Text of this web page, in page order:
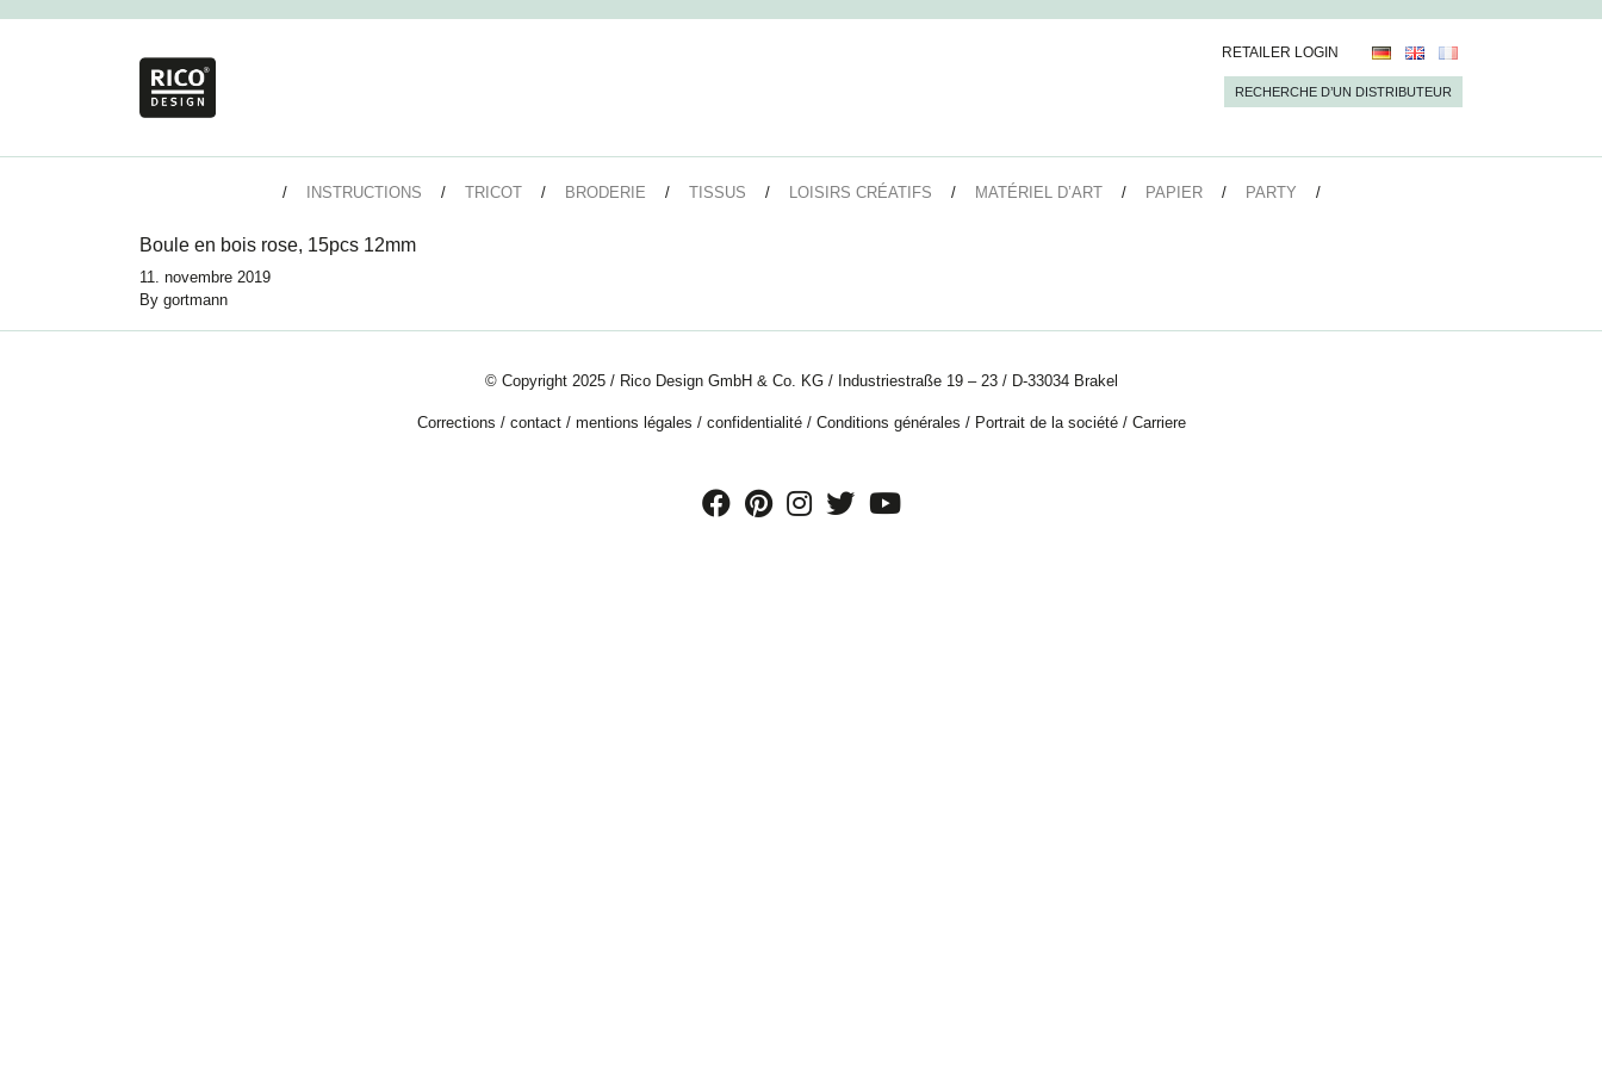
RETAILER LOGIN
RECHERCHE D’UN DISTRIBUTEUR
INSTRUCTIONS TRICOT BRODERIE TISSUS LOISIRS CRÉATIFS MATÉRIEL D’ART PAPIER PARTY
Boule en bois rose, 15pcs 12mm
11. novembre 2019
By gortmann
© Copyright 2025 / Rico Design GmbH & Co. KG / Industriestraße 19 – 23 / D-33034 Brakel
Corrections / contact/ mentions légales / confidentialité/ Conditions générales / Portrait de la société/ Carriere